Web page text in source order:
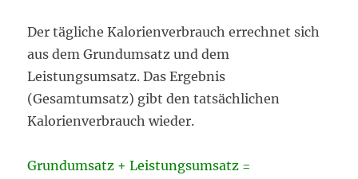
Der tägliche Kalorienverbrauch errechnet sich
aus dem Grundumsatz und dem
Leistungsumsatz. Das Ergebnis
(Gesamtumsatz) gibt den tatsächlichen
Kalorienverbrauch wieder.
Grundumsatz + Leistungsumsatz =